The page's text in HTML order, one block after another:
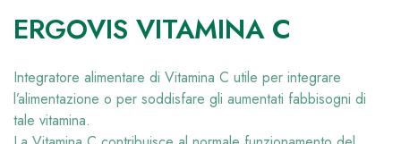
ERGOVIS VITAMINA C
Integratore alimentare di Vitamina C utile per integrare
l’alimentazione o per soddisfare gli aumentati fabbisogni di
tale vitamina.